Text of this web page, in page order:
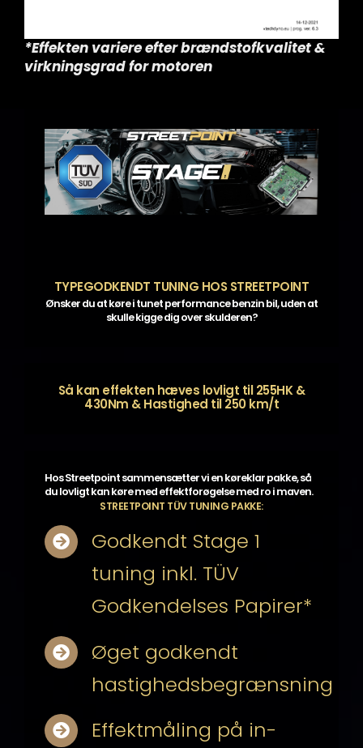
*Effekten variere efter brændstofkvalitet &
virkningsgrad for motoren
TYPEGODKENDT TUNING HOS STREETPOINT
Ønsker du at køre i tunet performance benzin bil, uden at
skulle kigge dig over skulderen?
Så kan effekten hæves lovligt til 255HK &
430Nm & Hastighed til 250 km/t
Hos Streetpoint sammensætter vi en køreklar pakke, så
du lovligt kan køre med effektforøgelse med ro i maven.
STREETPOINT TÜV TUNING PAKKE:
Godkendt Stage 1
tuning inkl. TÜV
Godkendelses Papirer*
Øget godkendt
hastighedsbegrænsning
Effektmåling på in-